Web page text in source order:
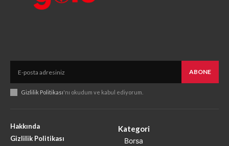
ABONE
Gizlilik Politikası'nı okudum ve kabul ediyorum.
Hakkında
Gizlilik Politikası
Kategori
Borsa